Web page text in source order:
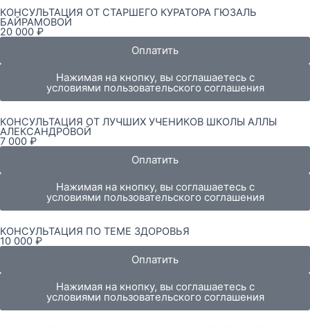
КОНСУЛЬТАЦИЯ ОТ СТАРШЕГО КУРАТОРА ГЮЗАЛЬ
БАЙРАМОВОЙ
20 000 ₽
Оплатить
Нажимая на кнопку, вы соглашаетесь с
условиями пользовательского соглашения
КОНСУЛЬТАЦИЯ ОТ ЛУЧШИХ УЧЕНИКОВ ШКОЛЫ АЛЛЫ
АЛЕКСАНДРОВОЙ
7 000 ₽
Оплатить
Нажимая на кнопку, вы соглашаетесь с
условиями пользовательского соглашения
КОНСУЛЬТАЦИЯ ПО ТЕМЕ ЗДОРОВЬЯ
10 000 ₽
Оплатить
Нажимая на кнопку, вы соглашаетесь с
условиями пользовательского соглашения